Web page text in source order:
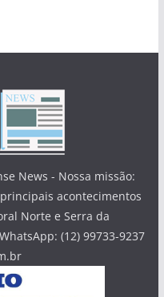
News - Nossa missão:
acontecimentos
Norte e Serra da
(12) 99733-9237